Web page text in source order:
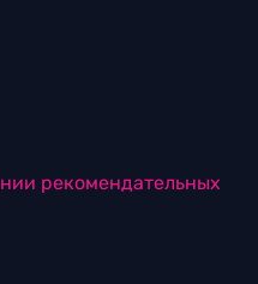
рекомендательных